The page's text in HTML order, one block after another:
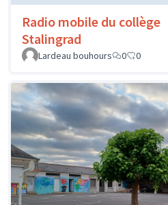
Radio mobile du collège
Stalingrad
Lardeau bouhours
0 0